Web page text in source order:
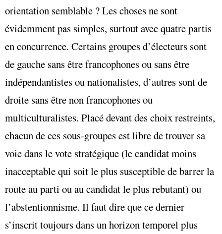
orientation semblable ? Les choses ne sont
évidemment pas simples, surtout avec quatre partis
en concurrence. Certains groupes d’électeurs sont
de gauche sans être francophones ou sans être
indépendantistes ou nationalistes, d’autres sont de
droite sans être non francophones ou
multiculturalistes. Placé devant des choix restreints,
chacun de ces sous-groupes est libre de trouver sa
voie dans le vote stratégique (le candidat moins
inacceptable qui soit le plus susceptible de barrer la
route au parti ou au candidat le plus rebutant) ou
l’abstentionnisme. Il faut dire que ce dernier
s’inscrit toujours dans un horizon temporel plus